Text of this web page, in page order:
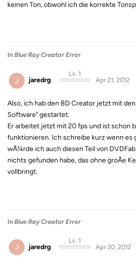
keinen Ton, obwohl ich die korrekte
In Blue Ray Creator Error
J jaredrg
Lv. 1
Apr 21, 2012
Also, ich hab den BD Creator jetzt mit
Software" gestartet.
Er arbeitet jetzt mit 20 fps und ist schon
funktionieren. Ich schreibe kurz wenn es
wÃ¼rde ich auch diesen Teil von
nichts gefunden habe, das ohne groÃe
vollbringt.
In Blue Ray Creator Error
J jaredrg
Lv. 1
Apr 20, 2012